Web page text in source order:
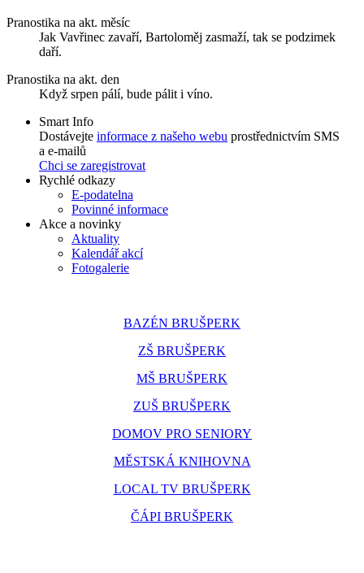
Pranostika na akt. měsíc
Jak Vavřinec zavaří, Bartoloměj zasmaží, tak se podzimek
daří.
Pranostika na akt. den
Když srpen pálí, bude pálit i víno.
Smart Info
Dostávejte informace z našeho webu prostřednictvím SMS
a e-mailů
Chci se zaregistrovat
Rychlé odkazy
E-podatelna
Povinné informace
Akce a novinky
Aktuality
Kalendář akcí
Fotogalerie
BAZÉN BRUŠPERK
ZŠ BRUŠPERK
MŠ BRUŠPERK
ZUŠ BRUŠPERK
DOMOV PRO SENIORY
MĚSTSKÁ KNIHOVNA
LOCAL TV BRUŠPERK
ČÁPI BRUŠPERK